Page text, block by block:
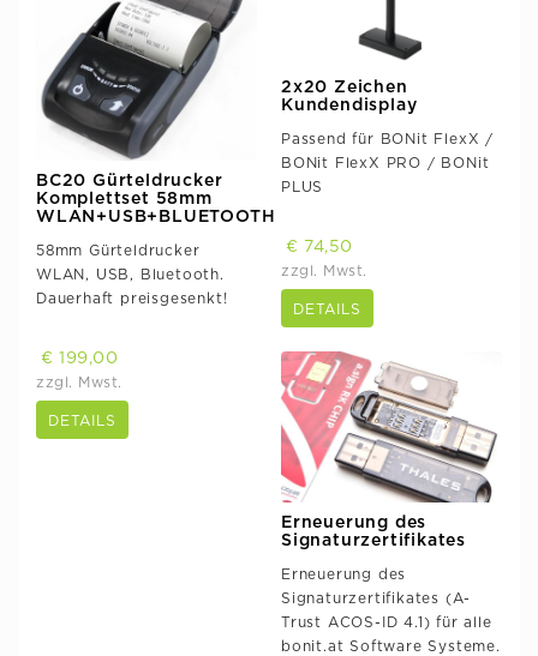
BC20 Gürteldrucker
Komplettset 58mm
WLAN+USB+BLUETOOTH
58mm Gürteldrucker
WLAN, USB, Bluetooth.
Dauerhaft preisgesenkt!
€ 199,00
zzgl. Mwst.
DETAILS
2x20 Zeichen
Kundendisplay
Passend für BONit FlexX /
BONit FlexX PRO / BONit
PLUS
€ 74,50
zzgl. Mwst.
DETAILS
Erneuerung des
Signaturzertifikates
Erneuerung des
Signaturzertifikates (A-
Trust ACOS-ID 4.1) für alle
bonit.at Software Systeme.